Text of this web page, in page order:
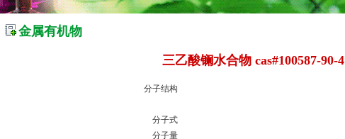
金属有机物
三乙酸镧水合物 cas#100587-90-4
分子结构
分子式
分子量